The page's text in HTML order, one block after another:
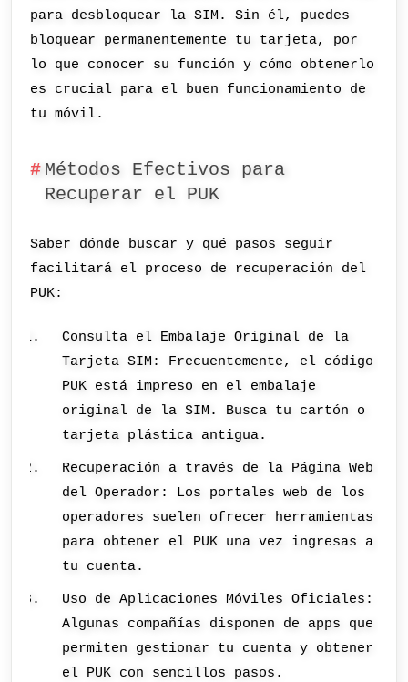
para desbloquear la SIM. Sin él, puedes
bloquear permanentemente tu tarjeta, por
lo que conocer su función y cómo obtenerlo
es crucial para el buen funcionamiento de
tu móvil.
Métodos Efectivos para
Recuperar el PUK
Saber dónde buscar y qué pasos seguir
facilitará el proceso de recuperación del
PUK:
Consulta el Embalaje Original de la
Tarjeta SIM: Frecuentemente, el código
PUK está impreso en el embalaje
original de la SIM. Busca tu cartón o
tarjeta plástica antigua.
Recuperación a través de la Página Web
del Operador: Los portales web de los
operadores suelen ofrecer herramientas
para obtener el PUK una vez ingresas a
tu cuenta.
Uso de Aplicaciones Móviles Oficiales:
Algunas compañías disponen de apps que
permiten gestionar tu cuenta y obtener
el PUK con sencillos pasos.